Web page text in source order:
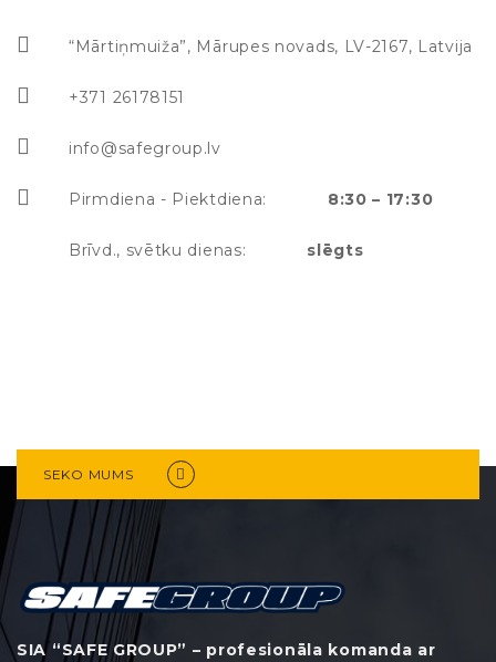
“Mārtiņmuiža”, Mārupes novads, LV-2167, Latvija
+371 26178151
info@safegroup.lv
Pirmdiena - Piektdiena: 8:30 – 17:30
Brīvd., svētku dienas: slēgts
SEKO MUMS
SIA “SAFE GROUP” – profesionāla komanda ar